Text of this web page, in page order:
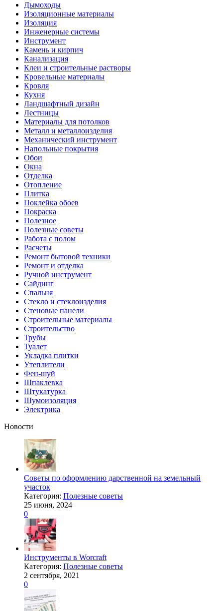
Дымоходы
Изоляционные материалы
Изоляция
Инженерные системы
Инструмент
Камень и кирпич
Канализация
Клеи и строительные растворы
Кровельные материалы
Кровля
Кухня
Ландшафтный дизайн
Лестницы
Материалы для потолков
Металл и металлоизделия
Механический инструмент
Напольные покрытия
Обои
Окна
Отделка
Отопление
Плитка
Поклейка обоев
Покраска
Полезное
Полезные советы
Работа с полом
Расчеты
Ремонт бытовой техники
Ремонт и отделка
Ручной инструмент
Сайдинг
Спальня
Стекло и стеклоизделия
Стеновые панели
Строительные материалы
Строительство
Трубы
Туалет
Укладка плитки
Утеплители
Фен-шуй
Шпаклевка
Штукатурка
Шумоизоляция
Электрика
Новости
Советы по оформлению дарственной на земельный
участок
Категория: Полезные советы
25 июня, 2024
0
Инструменты в Worcraft
Категория: Полезные советы
2 сентября, 2021
0